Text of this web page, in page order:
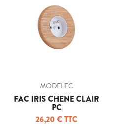
MODELEC
FAC IRIS CHENE CLAIR
PC
26,20 € TTC